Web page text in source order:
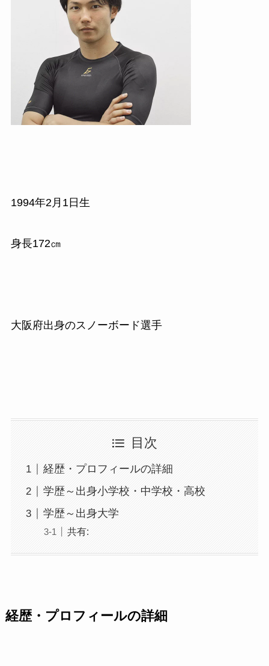
1994年2月 1日生
身長172㎝
大阪府出身のスノーボード選手
目次
経歴・プロフィールの詳細
学歴～出身小学校・中学校・高校
学歴～出身大学
共有:
経歴・プロフィールの詳細